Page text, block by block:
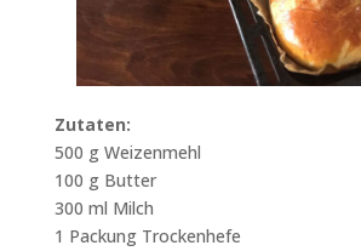
Zutaten:
500 g Weizenmehl
100 g Butter
300 ml Milch
1 Packung Trockenhefe